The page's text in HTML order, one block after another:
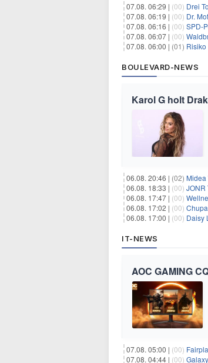
07.08. 06:29 | (00) Drei
07.08. 06:19 | (00) Dr.
07.08. 06:16 | (00) SPD-
07.08. 06:07 | (00)
07.08. 06:00 | (01)
BOULEVARD-NEWS
Karol G holt
06.08. 20:46 | (02)
06.08. 18:33 | (00) JONR
06.08. 17:47 | (00)
06.08. 17:02 | (00)
06.08. 17:00 | (00) Daisy
IT-NEWS
AOC GAMING
07.08. 05:00 | (00)
07.08. 04:44 | (00)